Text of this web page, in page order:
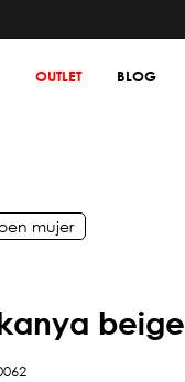
OUTLET BLOG
en mujer
beige